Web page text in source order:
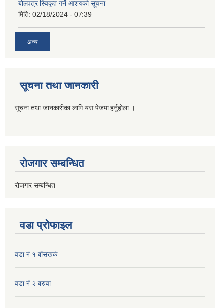
बोलपत्र स्विकृत गर्ने आशयको सूचना ।
मिति: 02/18/2024 - 07:39
अन्य
सूचना तथा जानकारी
सूचना तथा जानकारीका लागि यस पेजमा हर्नुहोला ।
रोजगार सम्बन्धित
रोजगार सम्बन्धित
वडा प्रोफाइल
वडा नं १ बाँसखर्क
वडा नं २ बरुवा